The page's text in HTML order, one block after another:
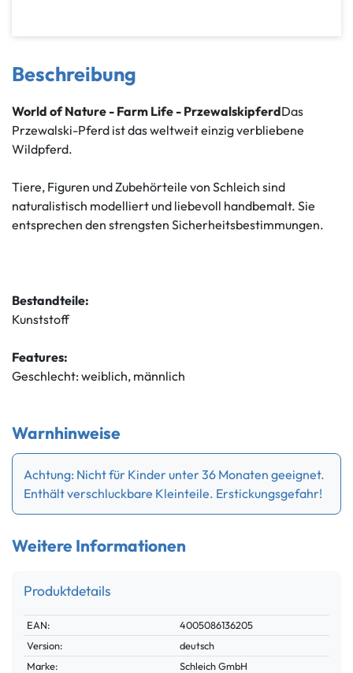
Beschreibung
World of Nature - Farm Life - PrzewalskipferdDas
Przewalski-Pferd ist das weltweit einzig verbliebene
Wildpferd.
Tiere, Figuren und Zubehörteile von Schleich sind
naturalistisch modelliert und liebevoll handbemalt. Sie
entsprechen den strengsten Sicherheitsbestimmungen.
Bestandteile:
Kunststoff
Features:
Geschlecht: weiblich, männlich
Warnhinweise
Achtung: Nicht für Kinder unter 36 Monaten geeignet.
Enthält verschluckbare Kleinteile. Erstickungsgefahr!
Weitere Informationen
Produktdetails
Technisches
Merkmal
Wert
EAN:
4005086136205
Version:
deutsch
Marke:
Schleich GmbH